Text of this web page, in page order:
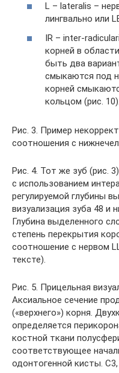
L – lateralis –
лингвально или
IR – inter-
корней в
быть два
смыкаются под
корней
кольцом (рис. 10).
Рис. 3. Пример
соотношения с
Рис. 4. Тот же зуб (рис.
с использованием
регулируемой глубины
визуализация зуба 48 и
Глубина выделенного
степень перекрытия
соотношение с нервом
тексте).
Рис. 5. Прицельная
Аксиальное сечение
(«верхнего») корня.
определяется
костной ткани
соответствующее
одонтогенной кисты. С3,